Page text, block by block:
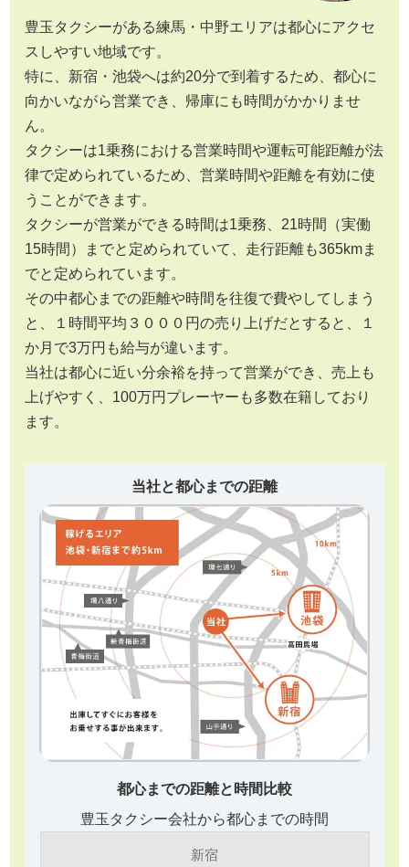
豊玉タクシーがある練馬・中野エリアは都心にアクセ
スしやすい地域です。
特に、新宿・池袋へは約20分で到着するため、都心に
向かいながら営業でき、帰庫にも時間がかかりませ
ん。
タクシーは1乗務における営業時間や運転可能距離が法
律で定められているため、営業時間や距離を有効に使
うことができます。
タクシーが営業ができる時間は1乗務、21時間（実働
15時間）までと定められていて、走行距離も365kmま
でと定められています。
その中都心までの距離や時間を往復で費やしてしまう
と、１時間平均３０００円の売り上げだとすると、１
か月で3万円も給与が違います。
当社は都心に近い分余裕を持って営業ができ、売上も
上げやすく、100万円プレーヤーも多数在籍しており
ます。
当社と都心までの距離
都心までの距離と時間比較
豊玉タクシー会社から都心までの時間
新宿